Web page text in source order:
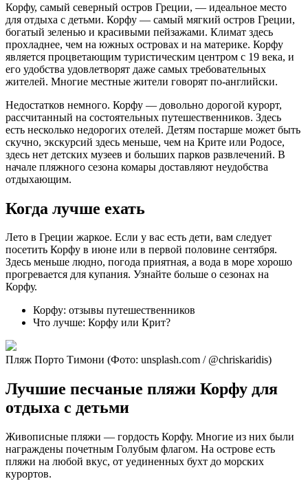
Корфу, самый северный остров Греции, — идеальное место
для отдыха с детьми. Корфу — самый мягкий остров Греции,
богатый зеленью и красивыми пейзажами. Климат здесь
прохладнее, чем на южных островах и на материке. Корфу
является процветающим туристическим центром с 19 века, и
его удобства удовлетворят даже самых требовательных
жителей. Многие местные жители говорят по-английски.
Недостатков немного. Корфу — довольно дорогой курорт,
рассчитанный на состоятельных путешественников. Здесь
есть несколько недорогих отелей. Детям постарше может быть
скучно, экскурсий здесь меньше, чем на Крите или Родосе,
здесь нет детских музеев и больших парков развлечений. В
начале пляжного сезона комары доставляют неудобства
отдыхающим.
Когда лучше ехать
Лето в Греции жаркое. Если у вас есть дети, вам следует
посетить Корфу в июне или в первой половине сентября.
Здесь меньше людно, погода приятная, а вода в море хорошо
прогревается для купания. Узнайте больше о сезонах на
Корфу.
Корфу: отзывы путешественников
Что лучше: Корфу или Крит?
Пляж Порто Тимони (Фото: unsplash.com / @chriskaridis)
Лучшие песчаные пляжи Корфу для
отдыха с детьми
Живописные пляжи — гордость Корфу. Многие из них были
награждены почетным Голубым флагом. На острове есть
пляжи на любой вкус, от уединенных бухт до морских
курортов.